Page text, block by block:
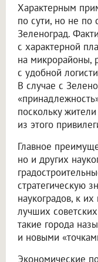
Характерным
по сути, но не по
Зеленоград.
с характерной
на микрорайоны,
с удобной
В случае с
поскольку
из этого
Главное
но и других
стратегическую
наукоградов, к
лучших
такие города
и новыми
Экономические